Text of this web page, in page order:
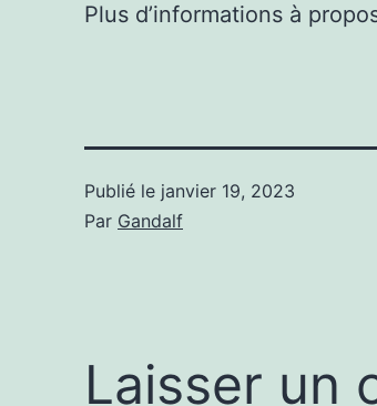
Plus d’informations à
Publié le janvier 19, 2023
Par Gandalf
Laisser un